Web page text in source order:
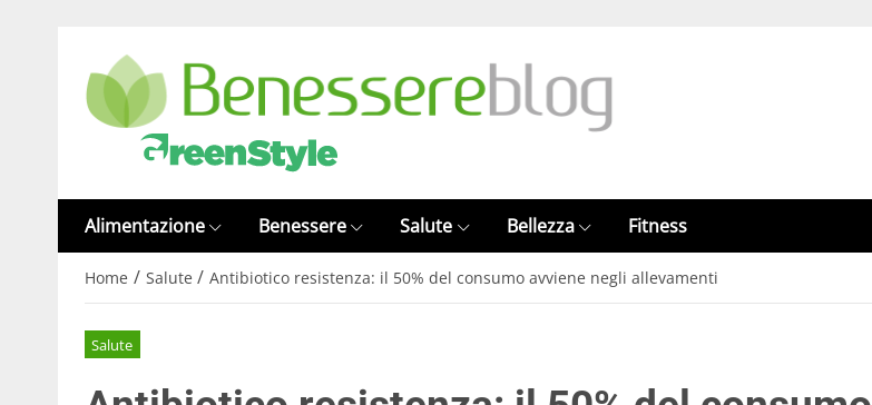
Alimentazione Benessere Salute Bellezza Fitness
Home / Salute / Antibiotico resistenza: il 50% del consumo avviene negli allevamenti
Salute